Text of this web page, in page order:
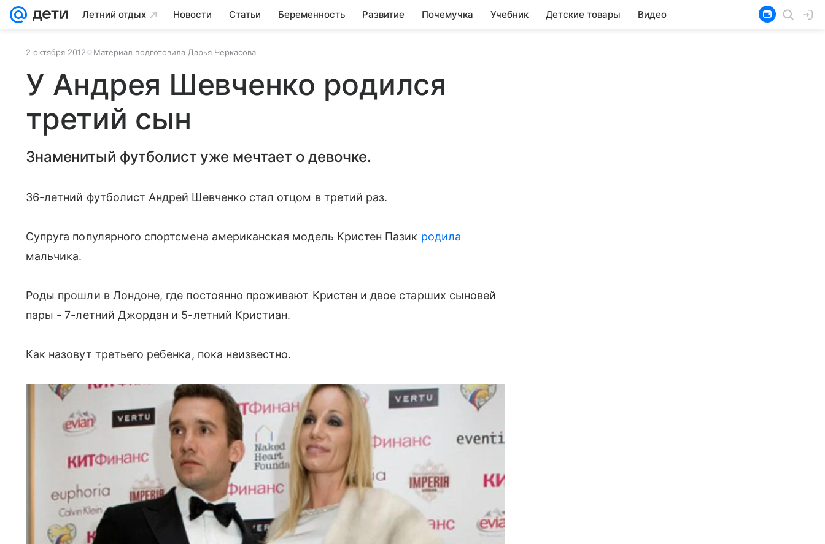
Летний отдых Новости Статьи Беременность Развитие Почемучка Учебник Детские товары Видео
2 октября 2012 Материал подготовила Дарья Черкасова
У Андрея Шевченко родился
третий сын
Знаменитый футболист уже мечтает о девочке.
36-летний футболист Андрей Шевченко стал отцом в третий раз.
Супруга популярного спортсмена американская модель Кристен Пазик родила
мальчика.
Роды прошли в Лондоне, где постоянно проживают Кристен и двое старших сыновей
пары - 7-летний Джордан и 5-летний Кристиан.
Как назовут третьего ребенка, пока неизвестно.